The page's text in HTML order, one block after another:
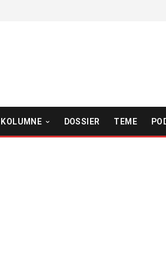
KOLUMNE DOSSIER TEME